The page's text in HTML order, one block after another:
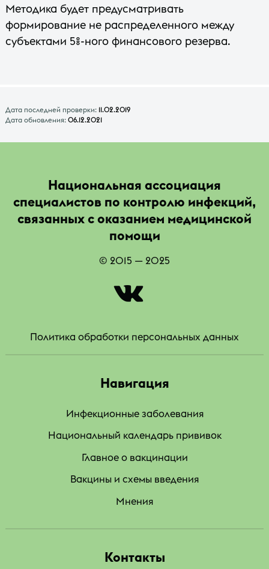
Методика будет предусматривать
формирование не распределенного между
субъектами 5%-ного финансового резерва.
Дата последней проверки: 11.02.2019
Дата обновления: 06.12.2021
Национальная ассоциация
специалистов по контролю инфекций,
связанных с оказанием медицинской
помощи
© 2015 — 2025
|
Политика обработки персональных данных
Навигация
Инфекционные заболевания
Национальный календарь прививок
Главное о вакцинации
Вакцины и схемы введения
Мнения
Контакты